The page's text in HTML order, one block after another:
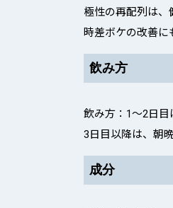
極性の再配列は、
時差ボケの改善に
飲み方
飲み方：1〜2日目
3日目以降は、朝
成分